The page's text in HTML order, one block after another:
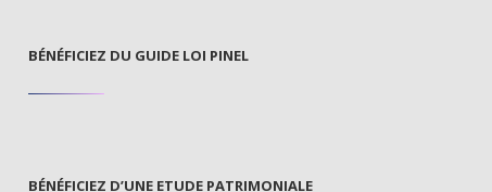
BÉNÉFICIEZ DU GUIDE LOI PINEL
BÉNÉFICIEZ D’UNE ETUDE PATRIMONIALE